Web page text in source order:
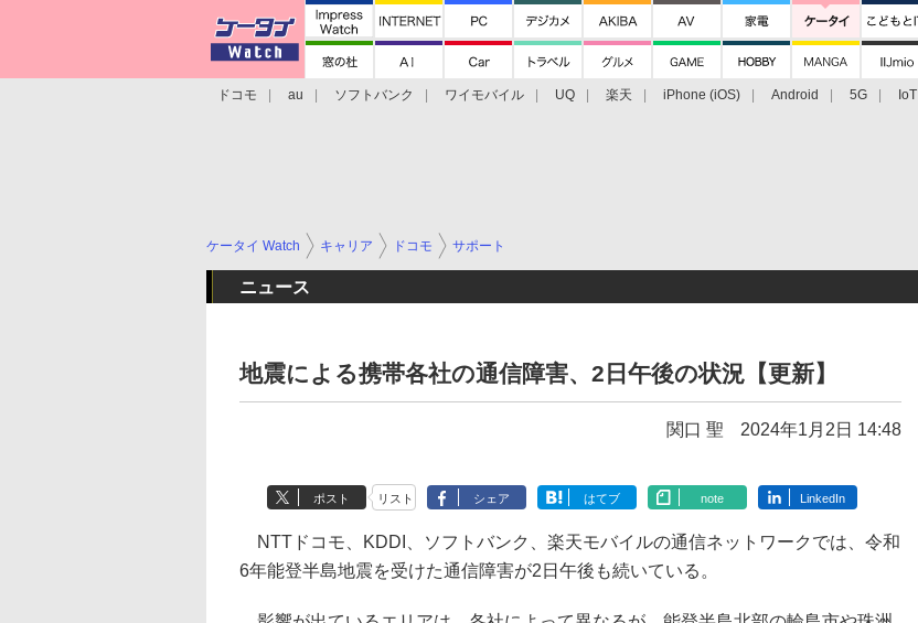
ドコモ au ソフトバンク ワイモバイル UQ 楽天 iPhone (iOS) Android 5G IoT
ケータイ Watch キャリア ドコモ サポート
ニュース
地震による携帯各社の通信障害、2日午後の状況【更新】
関口 聖 2024年1月2日 14:48
ポスト リスト シェア はてブ note LinkedIn
NTTドコモ、KDDI、ソフトバンク、楽天モバイルの通信ネットワークでは、令和
6年能登半島地震を受けた通信障害が2日午後も続いている。